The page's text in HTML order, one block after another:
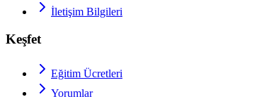
İletişim Bilgileri
Keşfet
Eğitim Ücretleri
Yorumlar